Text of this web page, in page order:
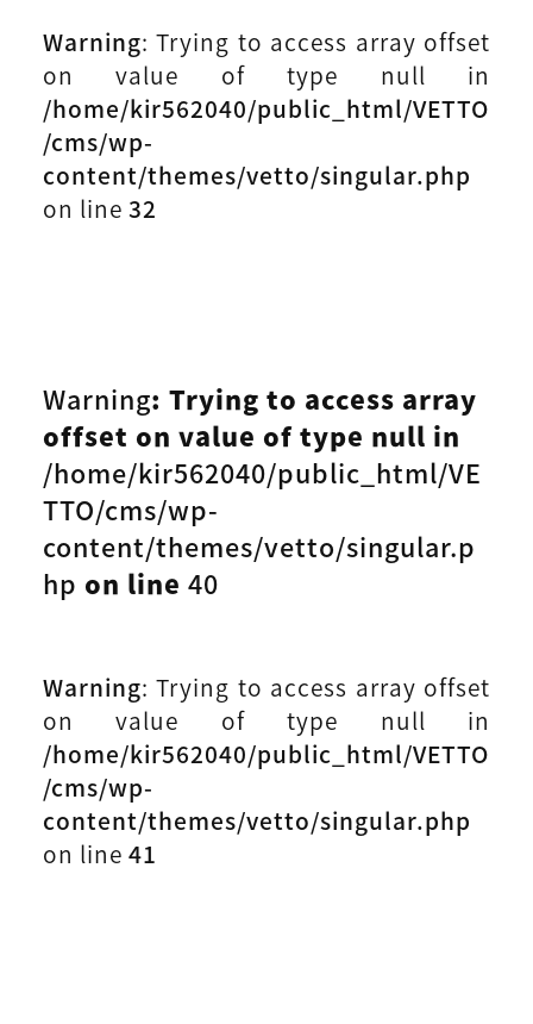
Warning: Trying to access array offset
on value of type null in
/home/kir562040/public_html/VETTO
/cms/wp-
content/themes/vetto/singular.php
on line 32
Warning: Trying to access array
offset on value of type null in
/home/kir562040/public_html/VE
TTO/cms/wp-
content/themes/vetto/singular.p
hp on line 40
Warning: Trying to access array offset
on value of type null in
/home/kir562040/public_html/VETTO
/cms/wp-
content/themes/vetto/singular.php
on line 41